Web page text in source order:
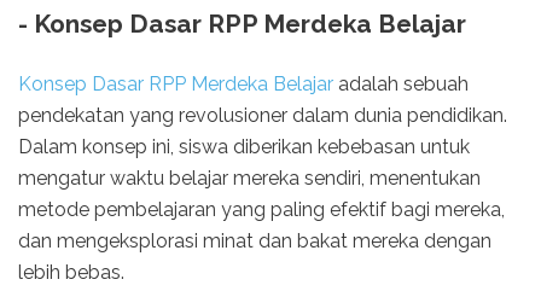
- Konsep Dasar RPP Merdeka Belajar
Konsep Dasar RPP Merdeka Belajar adalah sebuah
pendekatan yang revolusioner dalam dunia pendidikan.
Dalam konsep ini, siswa diberikan kebebasan untuk
mengatur waktu belajar mereka sendiri, menentukan
metode pembelajaran yang paling efektif bagi mereka,
dan mengeksplorasi minat dan bakat mereka dengan
lebih bebas.